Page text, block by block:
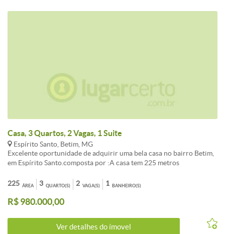
Casa, 3 Quartos, 2 Vagas, 1 Suite
Espírito Santo, Betim, MG
Excelente oportunidade de adquirir uma bela casa no bairro Betim,
em Espírito Santo.composta por :A casa tem 225 metros
multiusoBanheiro(lavabo)Área de serviçoCozinha grandeEspaço
grande para fazer uma área gourmetGaragem para 2 carros
podendo caber 3 carrosSegundo andar:3 quartos sendo 1 suíte com
chance de morar em um dos melhores bairros da cidade, próximo a
comércios, escolas e fácil acesso às principais vias. Agende agora
ÁREA
225 QUARTO(S)
3 VAGA(S)
2 BANHEIRO(S)
1
R$ 980.000,00
Ver detalhes do ímovel